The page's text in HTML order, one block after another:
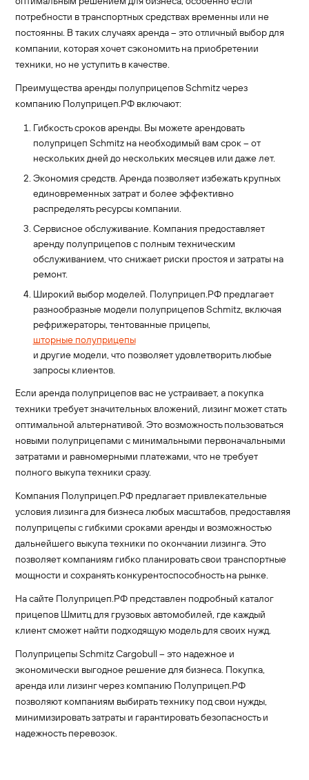
потребности в транспортных средствах временны или не
постоянны. В таких случаях аренда – это отличный выбор для
компании, которая хочет сэкономить на приобретении
техники, но не уступить в качестве.
Преимущества аренды полуприцепов Schmitz через
компанию Полуприцеп.РФ включают:
Гибкость сроков аренды. Вы можете арендовать
полуприцеп Schmitz на необходимый вам срок – от
нескольких дней до нескольких месяцев или даже лет.
Экономия средств. Аренда позволяет избежать крупных
единовременных затрат и более эффективно
распределять ресурсы компании.
Сервисное обслуживание. Компания предоставляет
аренду полуприцепов с полным техническим
обслуживанием, что снижает риски простоя и затраты на
ремонт.
Широкий выбор моделей. Полуприцеп.РФ предлагает
разнообразные модели полуприцепов Schmitz, включая
рефрижераторы, тентованные прицепы,
шторные полуприцепы
и другие модели, что позволяет удовлетворить любые
запросы клиентов.
Если аренда полуприцепов вас не устраивает, а покупка
техники требует значительных вложений, лизинг может стать
оптимальной альтернативой. Это возможность пользоваться
новыми полуприцепами с минимальными первоначальными
затратами и равномерными платежами, что не требует
полного выкупа техники сразу.
Компания Полуприцеп.РФ предлагает привлекательные
условия лизинга для бизнеса любых масштабов, предоставляя
полуприцепы с гибкими сроками аренды и возможностью
дальнейшего выкупа техники по окончании лизинга. Это
позволяет компаниям гибко планировать свои транспортные
мощности и сохранять конкурентоспособность на рынке.
На сайте Полуприцеп.РФ представлен подробный каталог
прицепов Шмитц для грузовых автомобилей, где каждый
клиент сможет найти подходящую модель для своих нужд.
Полуприцепы Schmitz Cargobull – это надежное и
экономически выгодное решение для бизнеса. Покупка,
аренда или лизинг через компанию Полуприцеп.РФ
позволяют компаниям выбирать технику под свои нужды,
минимизировать затраты и гарантировать безопасность и
надежность перевозок.